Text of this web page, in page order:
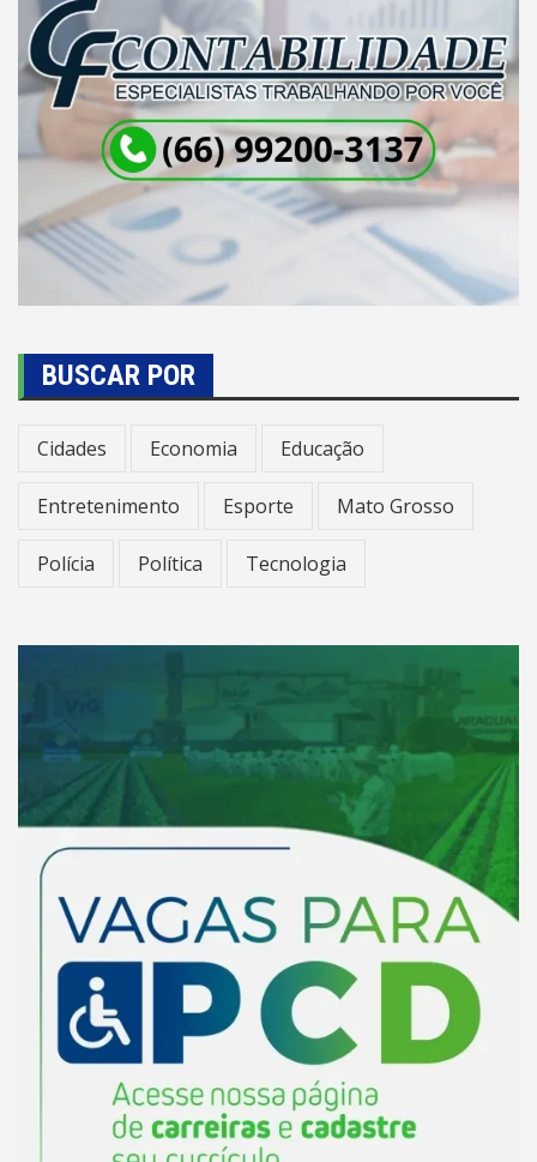
BUSCAR POR
Cidades Economia Educação
Entretenimento Esporte Mato Grosso
Polícia Política Tecnologia